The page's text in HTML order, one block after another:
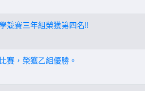
競賽三年組榮獲第四名!!
賽，榮獲乙組優勝。